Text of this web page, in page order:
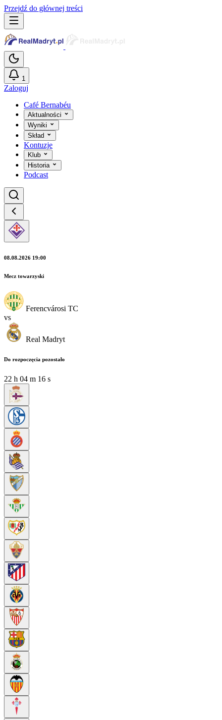
Przejdź do głównej treści
1
Zaloguj
Café Bernabéu
Aktualności
Wyniki
Skład
Kontuzje
Klub
Historia
Podcast
08.08.2026 19:00
Mecz towarzyski
Ferencvárosi TC
vs
Real Madryt
Do rozpoczęcia pozostało
22 h 04 m 15 s